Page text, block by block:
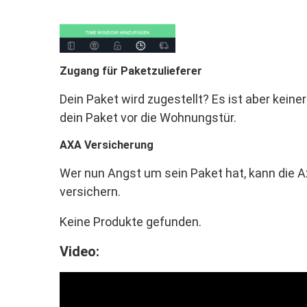
Zugang für Paketzulieferer
Dein Paket wird zugestellt? Es ist aber
dein Paket vor die Wohnungstür.
AXA Versicherung
Wer nun Angst um sein Paket hat, kann die
versichern.
Keine Produkte gefunden.
Video: